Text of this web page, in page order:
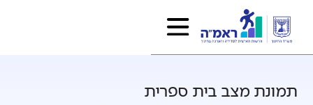
תמונת מצב בית ספרית